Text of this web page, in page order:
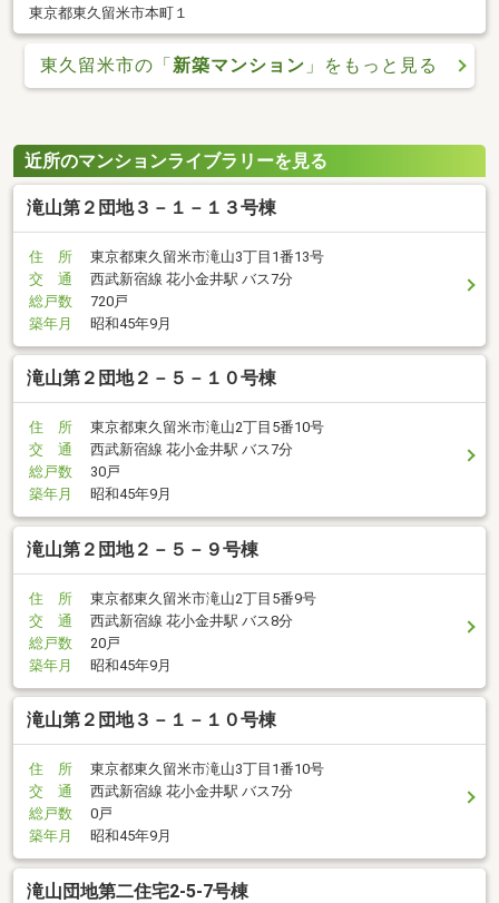
東京都東久留米市本町１
東久留米市の「新築マンション 」をもっと見る
近所のマンションライブラリーを見る
滝山第２団地３－１－１３号棟
住 所
東京都東久留米市滝山3丁目1番13号
交 通
西武新宿線 花小金井駅 バス7分
総戸数
720戸
築年月
昭和45年9月
滝山第２団地２－５－１０号棟
住 所
東京都東久留米市滝山2丁目5番10号
交 通
西武新宿線 花小金井駅 バス7分
総戸数
30戸
築年月
昭和45年9月
滝山第２団地２－５－９号棟
住 所
東京都東久留米市滝山2丁目5番9号
交 通
西武新宿線 花小金井駅 バス8分
総戸数
20戸
築年月
昭和45年9月
滝山第２団地３－１－１０号棟
住 所
東京都東久留米市滝山3丁目1番10号
交 通
西武新宿線 花小金井駅 バス7分
総戸数
0戸
築年月
昭和45年9月
滝山団地第二住宅2-5-7号棟